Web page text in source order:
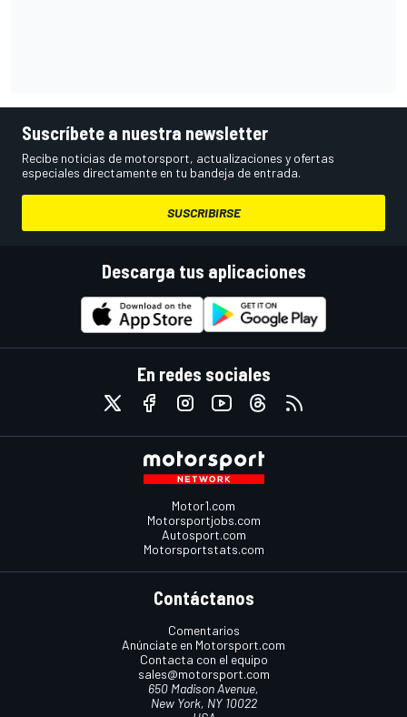
Suscríbete a nuestra newsletter
Recibe noticias de motorsport, actualizaciones y ofertas
especiales directamente en tu bandeja de entrada.
SUSCRIBIRSE
Descarga tus aplicaciones
En redes sociales
Motor1.com
Motorsportjobs.com
Autosport.com
Motorsportstats.com
Contáctanos
Comentarios
Anúnciate en Motorsport.com
Contacta con el equipo
sales@motorsport.com
650 Madison Avenue,
New York, NY 10022